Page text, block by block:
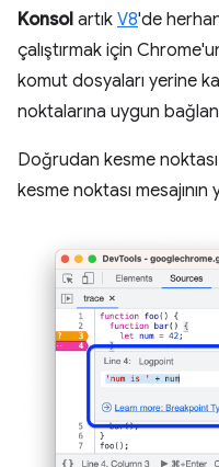
Konsol artık V8'de
çalıştırmak için
komut dosyaları yerine
noktalarına uygun
Doğrudan kesme
kesme noktası mesajının